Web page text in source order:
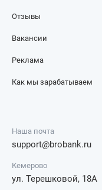
Отзывы
Вакансии
Реклама
Как мы зарабатываем
Наша почта
support@brobank.ru
Кемерово
ул. Терешковой, 18А